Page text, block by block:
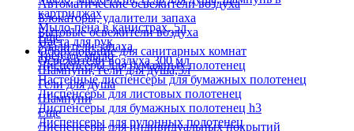
картриджах
Мыло-пена в канистрах, 5л
Паста для рук
Твердое мыло
Шампуни, гели для душа,5л
Гели для душа
Шампуни
Автоматические освежители воздуха
Блокаторы, удалители запаха
Бытовые освежители воздуха
Удалители запаха
Освежители воздуха 300 мл
Еще
Оборудование для санитарных комнат
Диспенсеры для бумажных полотенец
Настенные диспенсеры для бумажных полотенец
Диспенсеры для листовых полотенец
Диспенсеры для бумажных полотенец h3
Диспенсеры для рулонных полотенец
Еще
Диспенсеры для индивидуальных покрытий